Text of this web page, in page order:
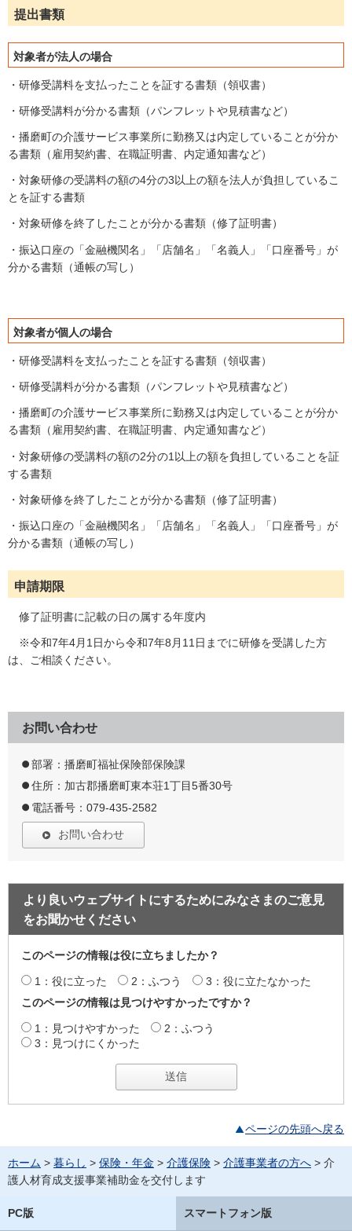
提出書類
対象者が法人の場合
・研修受講料を支払ったことを証する書類（領収書）
・研修受講料が分かる書類（パンフレットや見積書など）
・播磨町の介護サービス事業所に勤務又は内定していることが分か
る書類（雇用契約書、在職証明書、内定通知書など）
・対象研修の受講料の額の4分の3以上の額を法人が負担しているこ
とを証する書類
・対象研修を終了したことが分かる書類（修了証明書）
・振込口座の「金融機関名」「店舗名」「名義人」「口座番号」が
分かる書類（通帳の写し）
対象者が個人の場合
・研修受講料を支払ったことを証する書類（領収書）
・研修受講料が分かる書類（パンフレットや見積書など）
・播磨町の介護サービス事業所に勤務又は内定していることが分か
る書類（雇用契約書、在職証明書、内定通知書など）
・対象研修の受講料の額の2分の1以上の額を負担していることを証
する書類
・対象研修を終了したことが分かる書類（修了証明書）
・振込口座の「金融機関名」「店舗名」「名義人」「口座番号」が
分かる書類（通帳の写し）
申請期限
修了証明書に記載の日の属する年度内
※令和7年4月1日から令和7年8月11日までに研修を受講した方
は、ご相談ください。
お問い合わせ
部署：播磨町福祉保険部保険課
住所：加古郡播磨町東本荘1丁目5番30号
電話番号：079-435-2582
お問い合わせ
より良いウェブサイトにするためにみなさまのご意見
をお聞かせください
このページの情報は役に立ちましたか？
1：役に立った 2：ふつう
3：役に立たなかった
このページの情報は見つけやすかったですか？
1：見つけやすかった
2：ふつう
3：見つけにくかった
ページの先頭へ戻る
ホーム > 暮らし > 保険・年金 > 介護保険 > 介護事業者の方へ > 介
護人材育成支援事業補助金を交付します
PC版 スマートフォン版